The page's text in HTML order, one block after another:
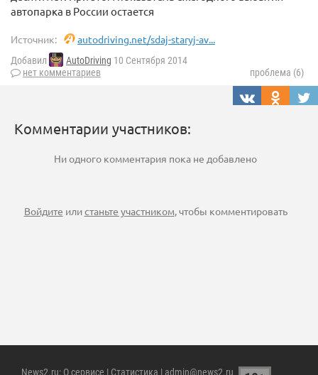
автопарка в России остается
Источник: autodriving.net/sdaj-staryj-av...
Добавил AutoDriving 10 Сентября 2014
нет комментариев
проблема (6)
Комментарии участников:
Ни одного комментария пока не добавлено
Войдите илистаньте участником, чтобы комментировать
News2.ru: О сервисе | Статистика | admin@news2.ru